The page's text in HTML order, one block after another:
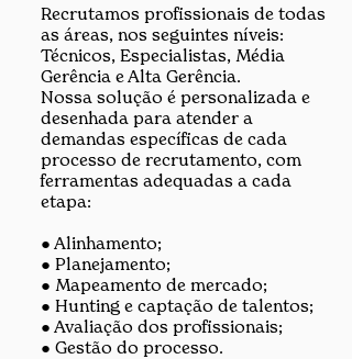
Recrutamos profissionais de todas
as áreas, nos seguintes níveis:
Técnicos, Especialistas, Média
Gerência e Alta Gerência.
Nossa solução é personalizada e
desenhada para atender a
demandas específicas de cada
processo de recrutamento, com
ferramentas adequadas a cada
etapa:
● Alinhamento;
● Planejamento;
● Mapeamento de mercado;
● Hunting e captação de talentos;
● Avaliação dos profissionais;
● Gestão do processo.